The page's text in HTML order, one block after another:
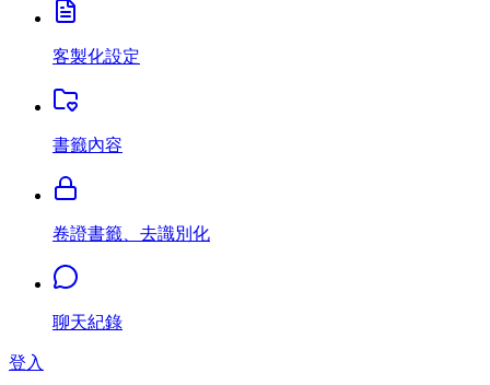
客製化設定
書籤內容
卷證書籤、去識別化
聊天紀錄
登入